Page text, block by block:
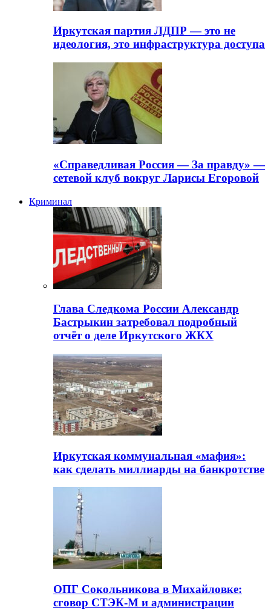
Иркутская партия ЛДПР — это не
идеология, это инфраструктура доступа
«Справедливая Россия — За правду» —
сетевой клуб вокруг Ларисы Егоровой
Криминал
Глава Следкома России Александр
Бастрыкин затребовал подробный
отчёт о деле Иркутского ЖКХ
Иркутская коммунальная «мафия»:
как сделать миллиарды на банкротстве
ОПГ Сокольникова в Михайловке:
сговор СТЭК-М и администрации